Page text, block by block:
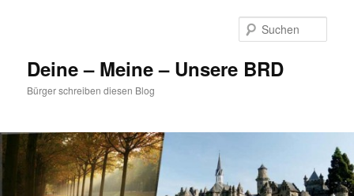
Deine – Meine – Unsere BRD
Bürger schreiben diesen Blog